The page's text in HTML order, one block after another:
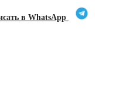
в WhatsApp